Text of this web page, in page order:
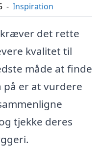
- Inspiration
det rette
kvalitet til
måde at finde
er at vurdere
tjekke deres